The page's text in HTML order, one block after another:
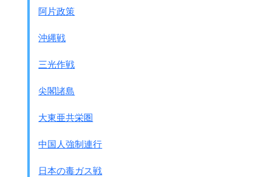
阿片政策
沖縄戦
三光作戦
尖閣諸島
大東亜共栄圏
中国人強制連行
日本の毒ガス戦